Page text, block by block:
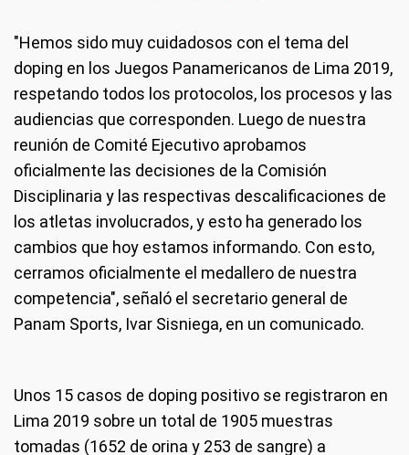
"Hemos sido muy cuidadosos con el tema del
doping en los Juegos Panamericanos de Lima 2019,
respetando todos los protocolos, los procesos y las
audiencias que corresponden. Luego de nuestra
reunión de Comité Ejecutivo aprobamos
oficialmente las decisiones de la Comisión
Disciplinaria y las respectivas descalificaciones de
los atletas involucrados, y esto ha generado los
cambios que hoy estamos informando. Con esto,
cerramos oficialmente el medallero de nuestra
competencia", señaló el secretario general de
Panam Sports, Ivar Sisniega, en un comunicado.
Unos 15 casos de doping positivo se registraron en
Lima 2019 sobre un total de 1905 muestras
tomadas (1652 de orina y 253 de sangre) a